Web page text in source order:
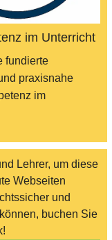
im Unterricht
fundierte
praxisnahe
im
Lehrer, um diese
Webseiten
und
buchen Sie